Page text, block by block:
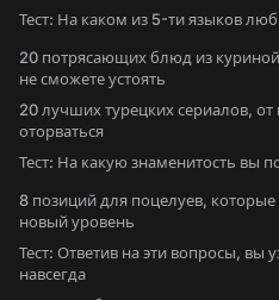
Тест: На каком из 5-ти языков
20 потрясающих блюд из
не сможете устоять
20 лучших турецких сериалов,
оторваться
Тест: На какую знаменитость вы
8 позиций для поцелуев,
новый уровень
Тест: Ответив на эти вопросы, вы
навсегда